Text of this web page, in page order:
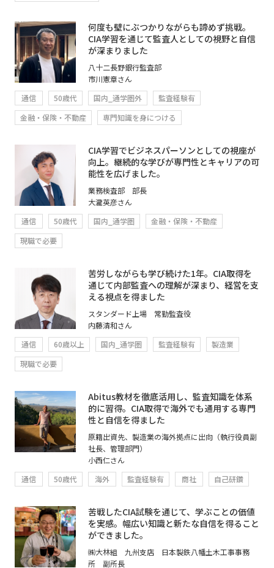
何度も壁にぶつかりながらも諦めず挑戦。
CIA学習を通じて監査人としての視野と自信
が深まりました
八十二長野銀行監査部
市川憲章さん
通信
50歳代 国内_通学圏外
監査経験有
金融・保険・不動産
専門知識を身につける
CIA学習でビジネスパーソンとしての視座が
向上。継続的な学びが専門性とキャリアの可
能性を広げました。
業務検査部 部長
大瀧英彦さん
通信
50歳代 国内_通学圏
金融・保険・不動産
現職で必要
苦労しながらも学び続けた1年。CIA取得を
通じて内部監査への理解が深まり、経営を支
える視点を得ました
スタンダード上場 常勤監査役
内藤清和さん
通信
60歳以上 国内_通学圏 監査経験有
製造業
現職で必要
Abitus教材を徹底活用し、監査知識を体系
的に習得。CIA取得で海外でも通用する専門
性と自信を得ました
原籍出資先、製造業の海外拠点に出向（執行役員副
社長、管理部門）
小西仁さん
通信
50歳代 海外 監査経験有 商社 自己研鑽
苦戦したCIA試験を通じて、学ぶことの価値
を実感。幅広い知識と新たな自信を得ること
ができました。
㈱大林組 九州支店 日本製鉄八幡土木工事事務
所 副所長